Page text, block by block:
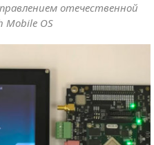
отечественной
Mobile OS